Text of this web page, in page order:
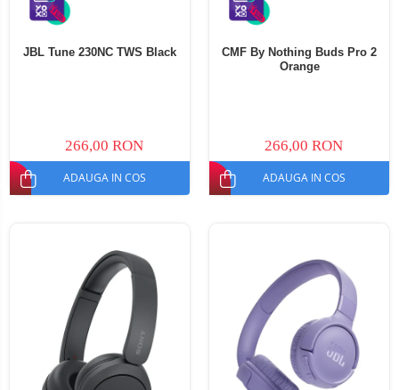
JBL Tune 230NC TWS Black
266,00 RON
ADAUGA IN COS
CMF By Nothing Buds Pro 2
Orange
266,00 RON
ADAUGA IN COS